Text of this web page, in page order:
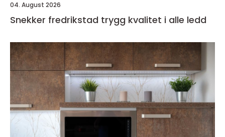
04. August 2026
Snekker fredrikstad trygg kvalitet i alle ledd